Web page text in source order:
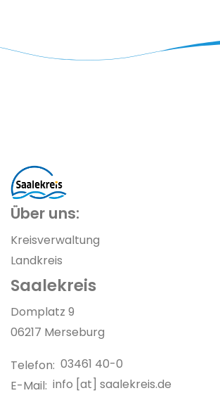
Über uns:
Kreisverwaltung
Landkreis
Saalekreis
Link zur Google-Maps Navigation
Domplatz 9
06217 Merseburg
03461 40-0
info [at] saalekreis.de